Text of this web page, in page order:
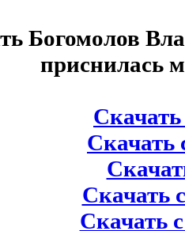
Богомолов
приснилась
Скачать
Скачать
Скачать